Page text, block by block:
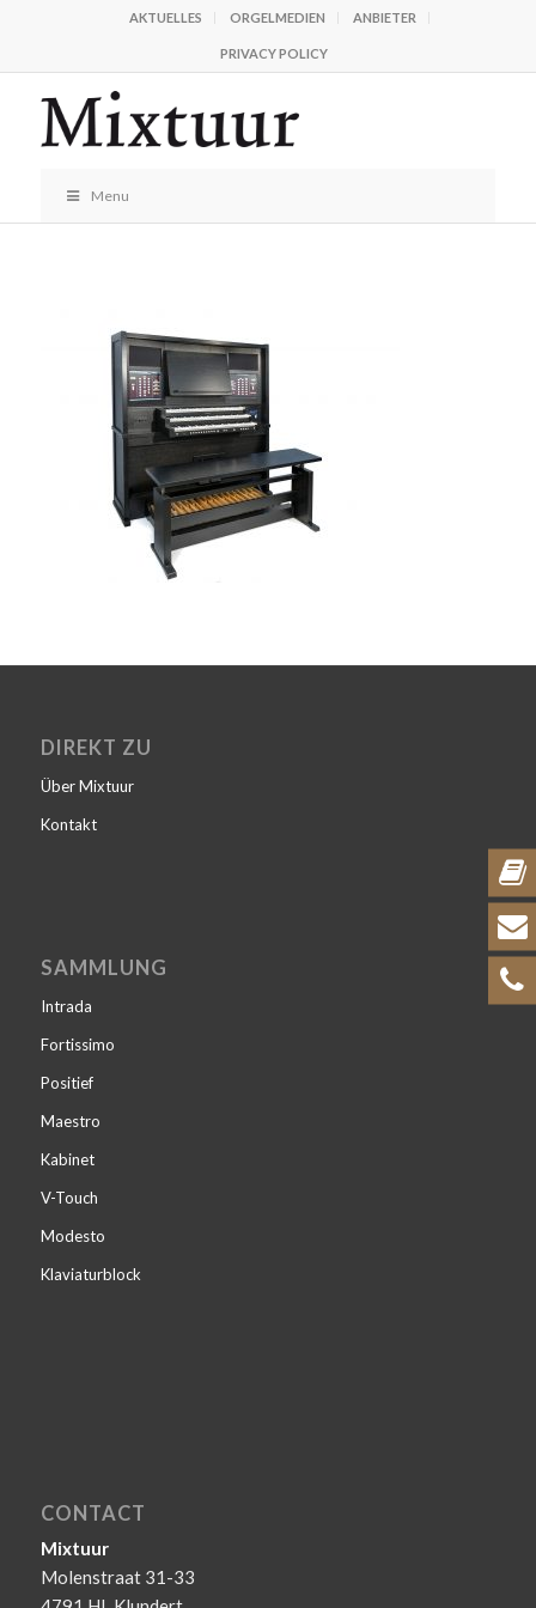
AKTUELLES ORGELMEDIEN ANBIETER
PRIVACY POLICY
Menu
DIREKT ZU
Über Mixtuur
Kontakt
SAMMLUNG
Intrada
Fortissimo
Positief
Maestro
Kabinet
V-Touch
Modesto
Klaviaturblock
CONTACT
Mixtuur
Molenstraat 31-33